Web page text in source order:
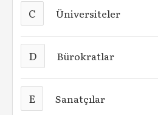
C Üniversiteler
D Bürokratlar
E Sanatçılar